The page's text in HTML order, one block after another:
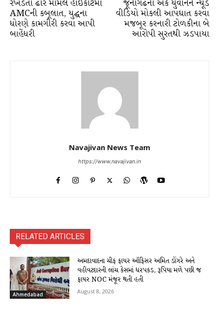
રખડતા ઢોર મામલે હાઈકોર્ટમાં
AMCની કબૂલાત, યુદ્ઘના
ધોરણે કામગીરી કરવા આપી
બાહેંધરી
જૂનાગઢના એક યુવાનને ન્યૂડ
વીડિયો મોકલી આપઘાત કરવા
મજબૂર કરનારી ટોળકીના બે
આરોપી સુરતથી ઝડપાયા
Navajivan News Team
https://www.navajivan.in
RELATED ARTICLES
Ahmedabad
અમદાવાદના ચીફ ફાયર ઑફિસર અમિત ડોંગરે અને
વહીવટદારની લાંચ કેસમાં ધરપકડ, રૂપિયા મળે પછી જ
ફાયર NOC મંજૂર થતી હતી
August 8, 2026